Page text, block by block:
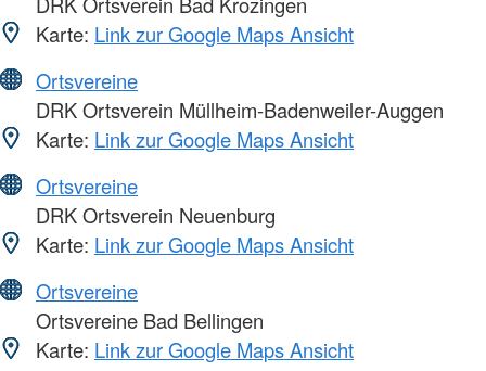
Karte: Link zur Google Maps Ansicht
Ortsvereine
DRK Ortsverein Müllheim-Badenweiler-Auggen
Karte: Link zur Google Maps Ansicht
Ortsvereine
DRK Ortsverein Neuenburg
Karte: Link zur Google Maps Ansicht
Ortsvereine
Ortsvereine Bad Bellingen
Karte: Link zur Google Maps Ansicht